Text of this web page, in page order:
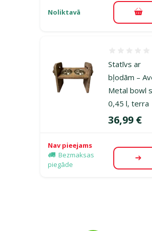
Noliktavā
Statīvs ar
bļodām –
Metal bowl
0,45 l, terra
Cena
36,99 €
Nav pieejams
Bezmaksas
piegāde